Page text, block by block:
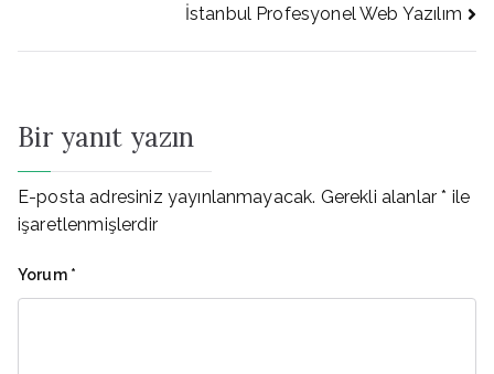
İstanbul Profesyonel Web Yazılım
Bir yanıt yazın
E-posta adresiniz yayınlanmayacak. Gerekli alanlar* ile
işaretlenmişlerdir
Yorum *